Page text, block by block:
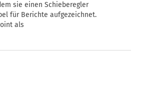
sie einen Schieberegler
für Berichte aufgezeichnet.
als